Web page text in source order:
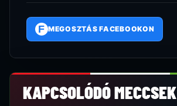
F MEGOSZTÁS FACEBOOKON
KAPCSOLÓDÓ MECCSEK